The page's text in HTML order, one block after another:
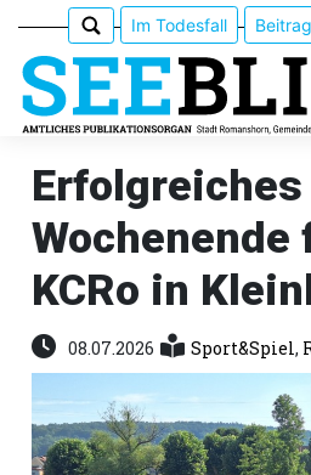
Epaper
Veranstaltungen
Erlebnisführer
App
Im Todesfall
Erfolgreiches
Wochenende
KCRo in
08.07.2026 Sport&Spiel,